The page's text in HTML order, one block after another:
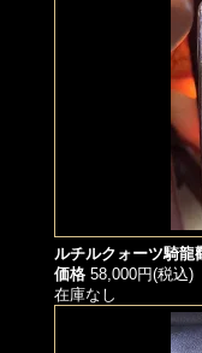
ルチルクォーツ騎龍
価格 58,000円(税込)
在庫なし